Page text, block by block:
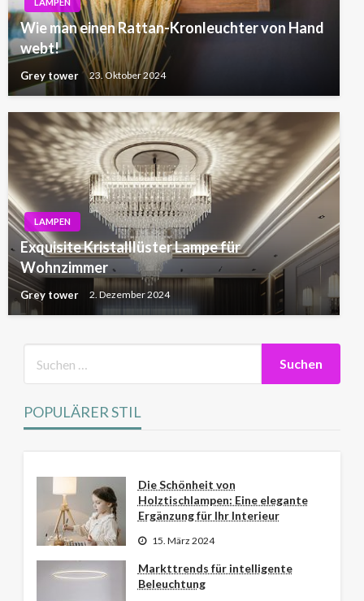
LAMPEN
Wie man einen Rattan-Kronleuchter von Hand
webt!
Grey tower 23. Oktober 2024
LAMPEN
Exquisite Kristalllüster Lampe für
Wohnzimmer
Grey tower 2. Dezember 2024
POPULÄRER STIL
Die Schönheit von
Holztischlampen: Eine elegante
Ergänzung für Ihr Interieur
15. März 2024
Markttrends für intelligente
Beleuchtung